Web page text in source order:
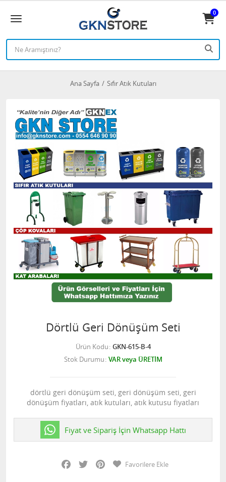
0
Ana Sayfa Sıfır Atık Kutuları
Dörtlü Geri Dönüşüm Seti
Ürün Kodu GKN-615-B-4
Stok Durumu VAR veya ÜRETİM
dörtlü geri dönüşüm seti, geri dönüşüm seti, geri
dönüşüm fiyatları, atık kutuları, atık kutusu fiyatları
Fiyat ve Sipariş İçin Whatsapp Hattı
Facebook
Twitter PinterestFavorilere Ekle